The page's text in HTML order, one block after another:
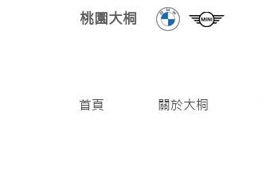
桃園大桐
首頁 關於大桐